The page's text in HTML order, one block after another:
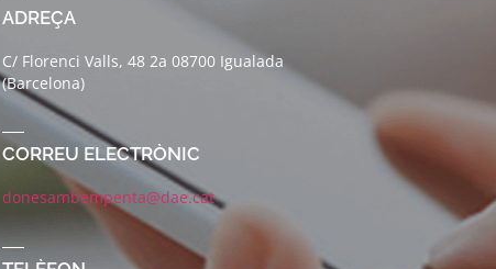
ADREÇA
C/ Florenci Valls, 48 2a 08700 Igualada
(Barcelona)
CORREU ELECTRÒNIC
donesambempenta@dae.cat